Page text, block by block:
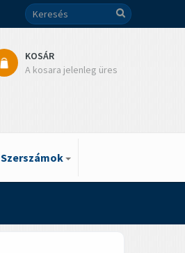
KOSÁR
A kosara jelenleg üres
Szerszámok